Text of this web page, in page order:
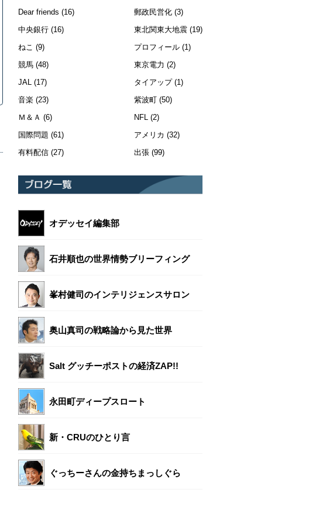
Dear friends (16)
中央銀行 (16)
ねこ (9)
競馬 (48)
JAL (17)
音楽 (23)
Ｍ＆Ａ (6)
国際問題 (61)
有料配信 (27)
郵政民営化(3)
東北関東大地震(19)
プロフィール(1)
東京電力 (2)
タイアップ(1)
紫波町(50)
NFL(2)
アメリカ (32)
出張(99)
オデッセイ編集部
石井順也の世界情勢ブリーフィング
峯村健司のインテリジェンスサロン
奥山真司の戦略論から見た世界
Salt グッチーポストの経済ZAP!!
永田町ディープスロート
新・CRUのひとり言
ぐっちーさんの金持ちまっしぐら